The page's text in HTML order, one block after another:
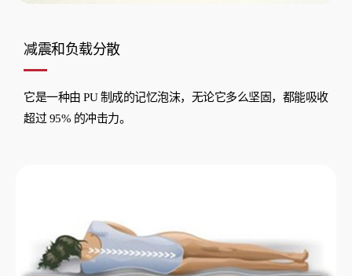
减震和负载分散
它是一种由 PU 制成的记忆泡沫，无论它多么坚固，都能吸收
超过 95% 的冲击力。